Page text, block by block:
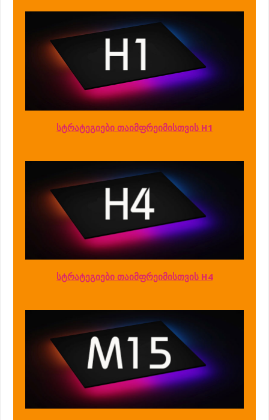
სტრატეგიები თაიმფრეიმისთვის H1
სტრატეგიები თაიმფრეიმისთვის H4